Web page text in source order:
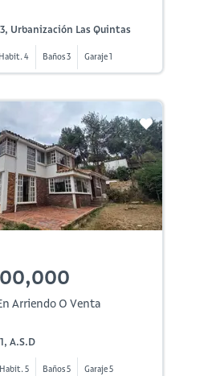
Urbanización Las Quintas
Habit. 4 Baños 3 Garaje 1
Arriendo O Venta
A.s.d
Habit. 5 Baños 5 Garaje 5